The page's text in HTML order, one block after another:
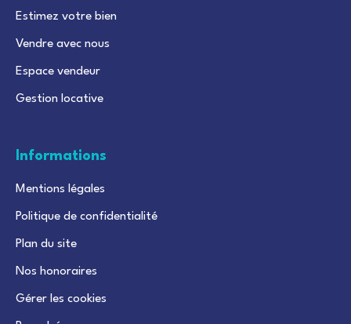
Estimez votre bien
Vendre avec nous
Espace vendeur
Gestion locative
Informations
Mentions légales
Politique de confidentialité
Plan du site
Nos honoraires
Gérer les cookies